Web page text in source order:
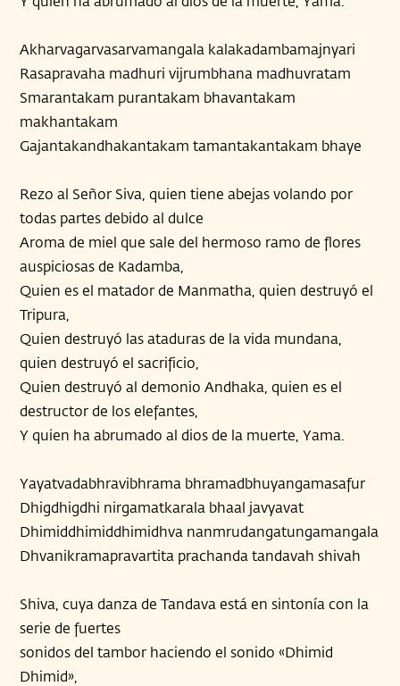
Akharvagarvasarvamangala kalakadambamajnyari
Rasapravaha madhuri vijrumbhana madhuvratam
Smarantakam purantakam bhavantakam
makhantakam
Gajantakandhakantakam tamantakantakam bhaye
Rezo al Señor Siva, quien tiene abejas volando por
todas partes debido al dulce
Aroma de miel que sale del hermoso ramo de flores
auspiciosas de Kadamba,
Quien es el matador de Manmatha, quien destruyó el
Tripura,
Quien destruyó las ataduras de la vida mundana,
quien destruyó el sacrificio,
Quien destruyó al demonio Andhaka, quien es el
destructor de los elefantes,
Y quien ha abrumado al dios de la muerte, Yama.
Yayatvadabhravibhrama bhramadbhuyangamasafur
Dhigdhigdhi nirgamatkarala bhaal javyavat
Dhimiddhimiddhimidhva nanmrudangatungamangala
Dhvanikramapravartita prachanda tandavah shivah
Shiva, cuya danza de Tandava está en sintonía con la
serie de fuertes
sonidos del tambor haciendo el sonido «Dhimid
Dhimid»,